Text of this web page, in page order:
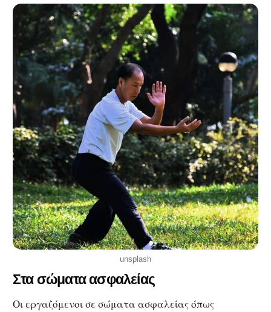
unsplash
Στα σώματα ασφαλείας
Οι εργαζόμενοι σε σώματα ασφαλείας όπως